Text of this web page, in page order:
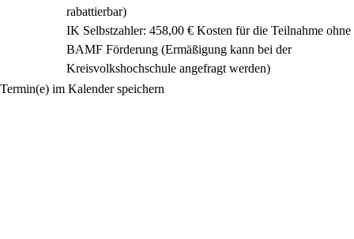
rabattierbar)
IK Selbstzahler: 458,00 € Kosten für die Teilnahme ohne
BAMF Förderung (Ermäßigung kann bei der
Kreisvolkshochschule angefragt werden)
Termin(e) im Kalender speichern